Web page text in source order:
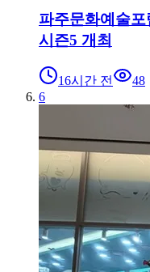
파주문화예술
시즌5 개최
16시간 전
48
6